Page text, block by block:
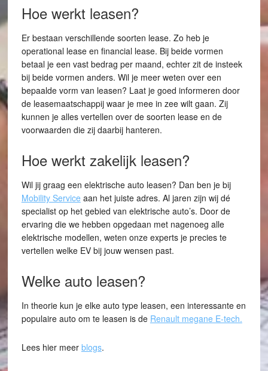
Hoe werkt leasen?
Er bestaan verschillende soorten lease. Zo heb je
operational lease en financial lease. Bij beide vormen
betaal je een vast bedrag per maand, echter zit de insteek
bij beide vormen anders. Wil je meer weten over een
bepaalde vorm van leasen? Laat je goed informeren door
de leasemaatschappij waar je mee in zee wilt gaan. Zij
kunnen je alles vertellen over de soorten lease en de
voorwaarden die zij daarbij hanteren.
Hoe werkt zakelijk leasen?
Wil jij graag een elektrische auto leasen? Dan ben je bij
Mobility Service aan het juiste adres. Al jaren zijn wij dé
specialist op het gebied van elektrische auto’s. Door de
ervaring die we hebben opgedaan met nagenoeg alle
elektrische modellen, weten onze experts je precies te
vertellen welke EV bij jouw wensen past.
Welke auto leasen?
In theorie kun je elke auto type leasen, een interessante en
populaire auto om te leasen is de Renault megane E-tech.
Lees hier meer blogs.